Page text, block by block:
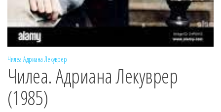
Чилеа Адриана Лекуврер
Чилеа. Адриана Лекуврер
(1985)